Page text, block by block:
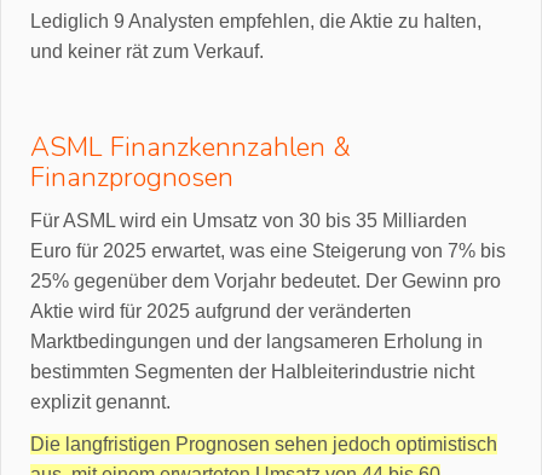
Lediglich 9 Analysten empfehlen, die Aktie zu halten,
und keiner rät zum Verkauf.
ASML Finanzkennzahlen &
Finanzprognosen
Für ASML wird ein Umsatz von 30 bis 35 Milliarden
Euro für 2025 erwartet, was eine Steigerung von 7% bis
25% gegenüber dem Vorjahr bedeutet. Der Gewinn pro
Aktie wird für 2025 aufgrund der veränderten
Marktbedingungen und der langsameren Erholung in
bestimmten Segmenten der Halbleiterindustrie nicht
explizit genannt.
Die langfristigen Prognosen sehen jedoch optimistisch